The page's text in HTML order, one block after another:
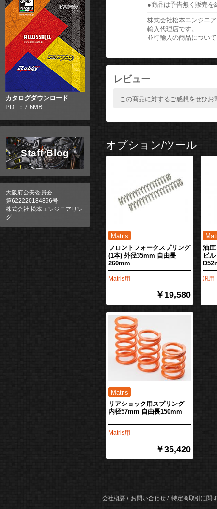
カタログダウンロード
PDF：7.6MB
Staff Blog
大阪府公安委員会
第622220184896号
株式会社 松本エンジニアリン
グ
●商品は予告無く販売を
株式会社松本エンジニ
輸入代理店です。
並行輸入の商品につい
レビュー
この商品に対するご感想をぜひお
オプション/ツール
フロントフォークスプリング
(1本) 外径35mm 自由長
260mm
Matris用
￥19,580
油圧
ビ
汎用
リアショック用スプリング
内径57mm 自由長150mm
Matris用
￥35,420
会社概要 お問い合わせ 特定商取引に関